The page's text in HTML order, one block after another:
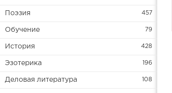
Поэзия 457
Обучение 79
История 428
Эзотерика 196
Деловая литература 108